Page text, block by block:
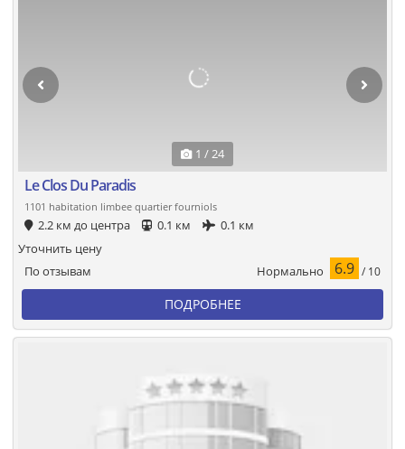
1 / 24
Le Clos Du Paradis
1101 habitation limbee quartier fourniols
2.2 км до центра 0.1 км 0.1 км
По отзывам Нормально 6.9 / 10
Уточнить цену
ПОДРОБНЕЕ